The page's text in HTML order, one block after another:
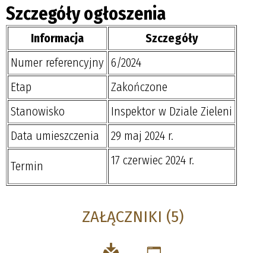
Szczegóły ogłoszenia
Informacja
Szczegóły
Numer referencyjny 6/2024
Etap
Zakończone
Stanowisko
Inspektor w Dziale Zieleni
Data umieszczenia
29 maj 2024 r.
Termin 17 czerwiec 2024 r.
ZAŁĄCZNIKI (5)